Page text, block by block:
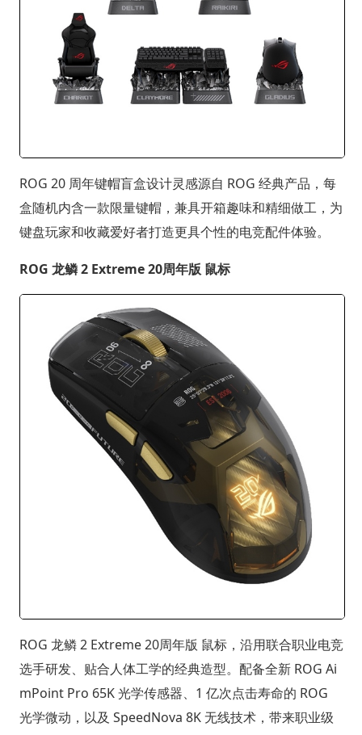
ROG 20 周年键帽盲盒设计灵感源自 ROG 经典产品，每
盒随机内含一款限量键帽，兼具开箱趣味和精细做工，为
键盘玩家和收藏爱好者打造更具个性的电竞配件体验。
ROG 龙鳞 2 Extreme 20周年版 鼠标
ROG 龙鳞 2 Extreme 20周年版 鼠标，沿用联合职业电竞
选手研发、贴合人体工学的经典造型。配备全新 ROG Ai
mPoint Pro 65K 光学传感器、1 亿次点击寿命的 ROG
光学微动，以及 SpeedNova 8K 无线技术，带来职业级